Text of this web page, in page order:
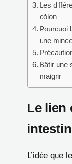
Les
côlon
Pourquoi
une
Bâtir une
maigrir
Le lien
L’idée que